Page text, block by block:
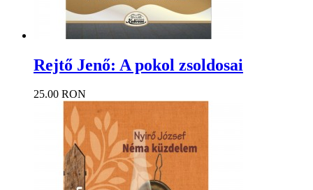
Rejtő Jenő: A pokol zsoldosai
25.00 RON